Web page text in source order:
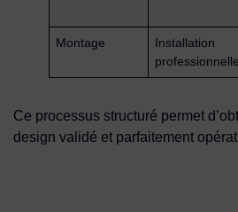
Montage
Installation
professionnelle
Ce processus structuré permet
design validé et parfaitement